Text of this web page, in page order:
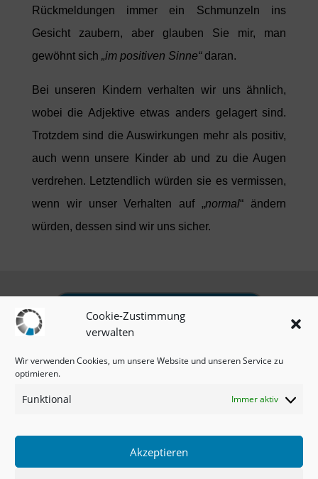
Cookie-Zustimmung
verwalten
Wir verwenden Cookies, um unsere Website und unseren Service zu
optimieren.
Funktional Immer aktiv
Akzeptieren
Rückmeldungen immer ein Schmunzeln ins
Gesicht zaubern, aber glauben Sie mir, man
gewöhnt sich „im positiven Sinne“daran.
Bei unseren Kindern verhalten wir uns ähnlich,
wobei die Adjektive etwas anders gelagert sind.
Trotzdem sind die Auswirkungen mehr als positiv,
auch wenn unsere Kinder ab und zu die Augen
verdrehen. Letztendlich würden sie es vermissen,
wenn wir unser Verhalten auf „normal“ ändern
würden, dessen sind wir uns sicher.
omnia.vision-Unterseiten
Impressum Datenschutz | Cookie-Richtlinie
Copyright © 2021 - Trainingthetrainer.de
TRAININGTHETRAINER.de - Postfach